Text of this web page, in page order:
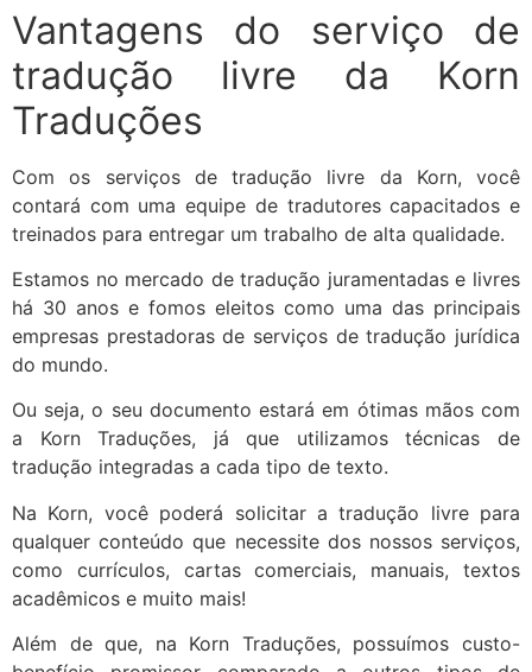
Vantagens do serviço de
tradução livre da Korn
Traduções
Com os serviços de tradução livre da Korn, você
contará com uma equipe de tradutores capacitados e
treinados para entregar um trabalho de alta qualidade.
Estamos no mercado de tradução juramentadas e livres
há 30 anos e fomos eleitos como uma das principais
empresas prestadoras de serviços de tradução jurídica
do mundo.
Ou seja, o seu documento estará em ótimas mãos com
a Korn Traduções, já que utilizamos técnicas de
tradução integradas a cada tipo de texto.
Na Korn, você poderá solicitar a tradução livre para
qualquer conteúdo que necessite dos nossos serviços,
como currículos, cartas comerciais, manuais, textos
acadêmicos e muito mais!
Além de que, na Korn Traduções, possuímos custo-